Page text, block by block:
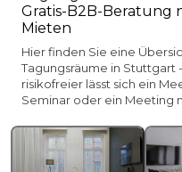
Gratis-B2B-Beratung
Mieten
Hier finden Sie eine
Tagungsräume in Stuttgart
risikofreier lässt sich ein
Seminar oder ein Meeting